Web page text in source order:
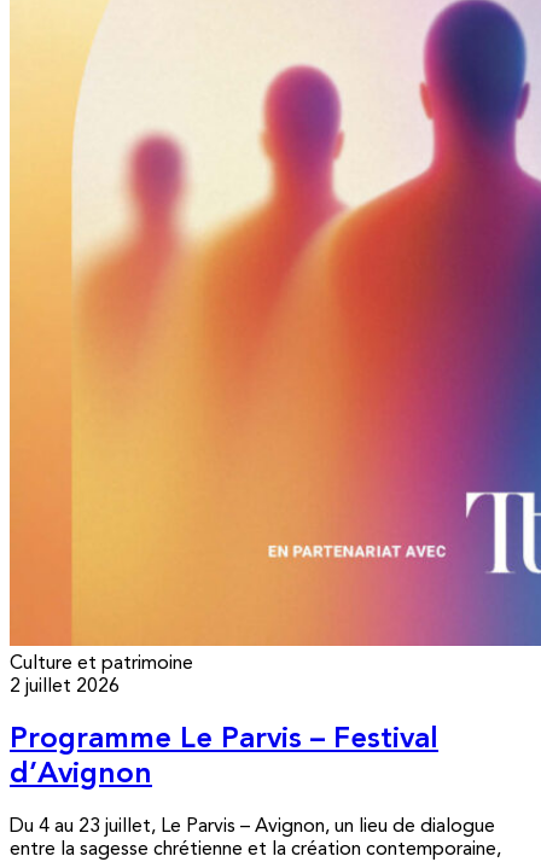
Culture et patrimoine
2 juillet 2026
Programme Le Parvis – Festival
d’Avignon
Du 4 au 23 juillet, Le Parvis – Avignon, un lieu de dialogue
entre la sagesse chrétienne et la création contemporaine,